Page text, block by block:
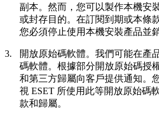
副本。然而，您可以製作本機安
或封存目的。在訂閱到期或本條
您必須停止使用本機安裝產品並
3. 開放原始碼軟體。 我們可能在產
碼軟體。根據部分開放原始碼授
和第三方歸屬向客戶提供通知。
視 ESET 所使用此等開放原始碼
款和歸屬。